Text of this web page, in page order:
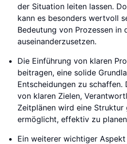
der Situation leiten lassen.
kann es besonders wertvoll
Bedeutung von Prozessen in
auseinanderzusetzen.
Die Einführung von klaren
beitragen, eine solide
Entscheidungen zu schaffen.
von klaren Zielen,
Zeitplänen wird eine Struktur
ermöglicht, effektiv zu
Ein weiterer wichtiger